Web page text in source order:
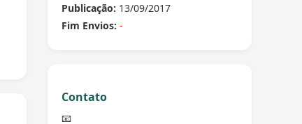
Publicação: 13/09/2017
Fim Envios: -
Contato
📧